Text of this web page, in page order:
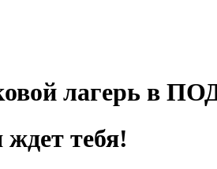
лагерь в
тебя!